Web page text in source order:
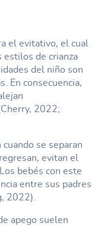
el evitativo, el cual
estilos de crianza
del niño son
En consecuencia,
2022;
se separan
evitan el
bebés con este
entre sus padres
2022).
apego suelen